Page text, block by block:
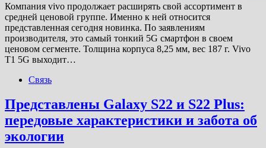
Компания vivo продолжает расширять свой ассортимент в
средней ценовой группе. Именно к ней относится
представленная сегодня новинка. По заявлениям
производителя, это самый тонкий 5G смартфон в своем
ценовом сегменте. Толщина корпуса 8,25 мм, вес 187 г. Vivo
T1 5G выходит…
Связь
Представлены Galaxy S22 и S22 Plus:
передовые характеристики и забота об
экологии